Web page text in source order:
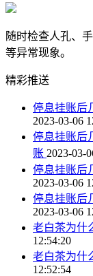
随时检查人孔、
等异常现象。
精彩推送
停息挂账后
2023-03-06
停息挂账后
账 2023-03-
停息挂账后
2023-03-06
停息挂账后
2023-03-06
老白茶为什
12:54:20
老白茶为什
12:52:54